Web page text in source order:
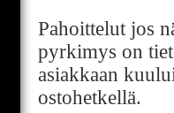
Pahoittelut jos
pyrkimys on
asiakkaan
ostohetkellä.